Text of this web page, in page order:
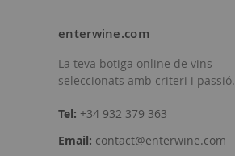
enterwine.com
La teva botiga online de vins
seleccionats amb criteri i passió.
Tel: +34 932 379 363
Email: contact@enterwine.com